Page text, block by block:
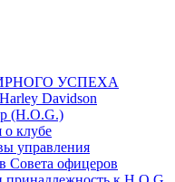
УСПЕХА
Davidson
(H.O.G.)
клубе
управления
Совета офицеров